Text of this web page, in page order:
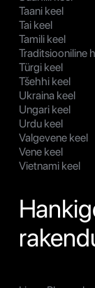
Taani keel
Tai keel
Tamili keel
Traditsiooniline
Türgi keel
Tšehhi keel
Ukraina keel
Ungari keel
Urdu keel
Valgevene keel
Vene keel
Vietnami keel